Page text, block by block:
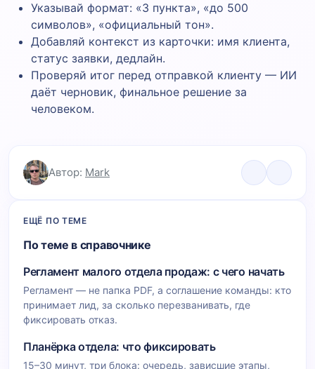
Указывай формат: «3 пункта», «до 500
символов», «официальный тон».
Добавляй контекст из карточки: имя клиента,
статус заявки, дедлайн.
Проверяй итог перед отправкой клиенту — ИИ
даёт черновик, финальное решение за
человеком.
Автор: Mark
ЕЩЁ ПО ТЕМЕ
По теме в справочнике
Регламент малого отдела продаж: с чего начать
Регламент — не папка PDF, а соглашение команды: кто
принимает лид, за сколько перезванивать, где
фиксировать отказ.
Планёрка отдела: что фиксировать
15–30 минут, три блока: очередь, зависшие этапы,